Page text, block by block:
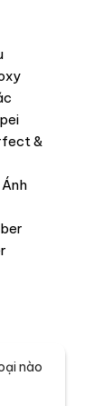
&
nào